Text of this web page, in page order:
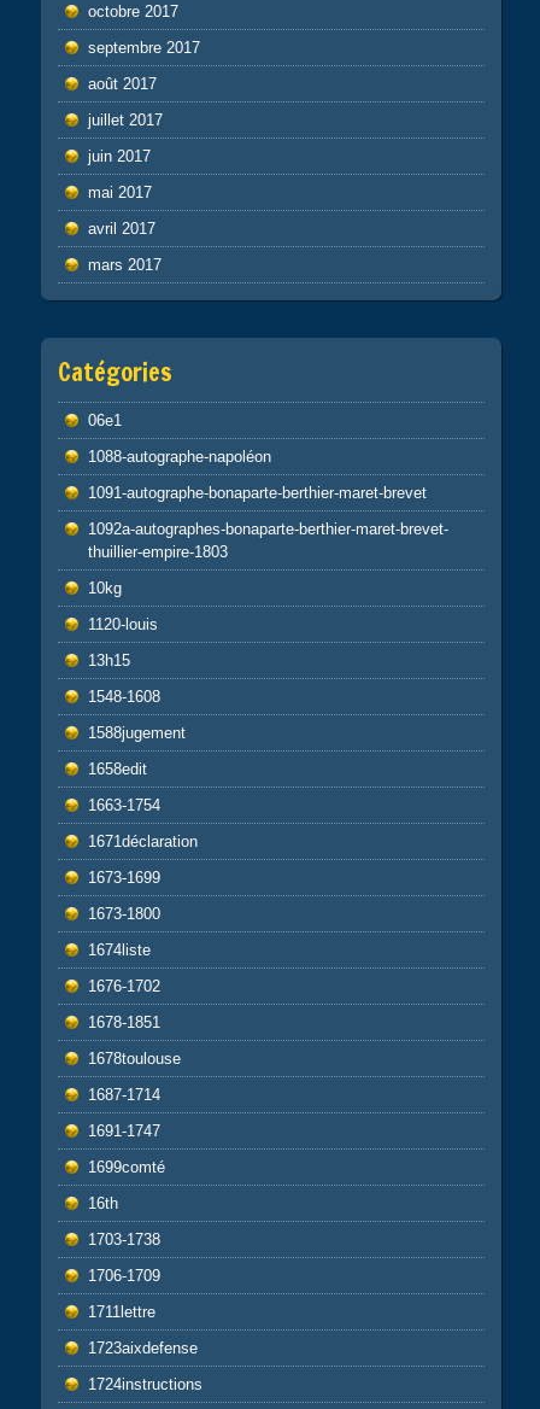
octobre 2017
septembre 2017
août 2017
juillet 2017
juin 2017
mai 2017
avril 2017
mars 2017
Catégories
06e1
1088-autographe-napoléon
1091-autographe-bonaparte-berthier-maret-brevet
1092a-autographes-bonaparte-berthier-maret-brevet-
thuillier-empire-1803
10kg
1120-louis
13h15
1548-1608
1588jugement
1658edit
1663-1754
1671déclaration
1673-1699
1673-1800
1674liste
1676-1702
1678-1851
1678toulouse
1687-1714
1691-1747
1699comté
16th
1703-1738
1706-1709
1711lettre
1723aixdefense
1724instructions